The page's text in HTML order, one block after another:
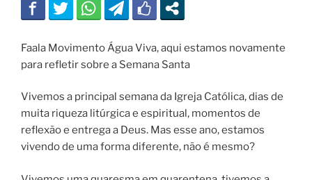
Faala Movimento Água Viva, aqui estamos novamente
para refletir sobre a Semana Santa
Vivemos a principal semana da Igreja Católica, dias de
muita riqueza litúrgica e espiritual, momentos de
reflexão e entrega a Deus. Mas esse ano, estamos
vivendo de uma forma diferente, não é mesmo?